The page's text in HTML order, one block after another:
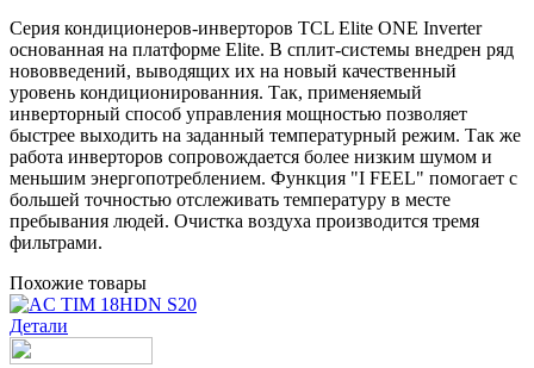
Серия кондиционеров-инверторов TCL Elite ONE Inverter
основанная на платформе Elite. В сплит-системы внедрен ряд
нововведений, выводящих их на новый качественный
уровень кондиционированния. Так, применяемый
инверторный способ управления мощностью позволяет
быстрее выходить на заданный температурный режим. Так же
работа инверторов сопровождается более низким шумом и
меньшим энергопотреблением. Функция "I FEEL" помогает с
большей точностью отслеживать температуру в месте
пребывания людей. Очистка воздуха производится тремя
фильтрами.
Похожие товары
Детали